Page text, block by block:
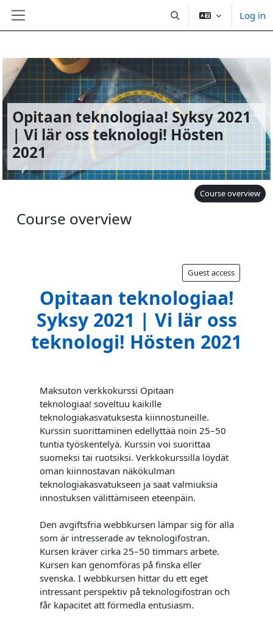
Skip to main content
Side panel Toggle search inputLog in
Opitaan teknologiaa! Syksy 2021
| Vi lär oss teknologi! Hösten
2021
Course overview
Course overview
Opitaan teknologiaa!
Syksy 2021 | Vi lär oss
teknologi! Hösten 2021
Guest access
Maksuton verkkokurssi Opitaan
teknologiaa! soveltuu kaikille
teknologiakasvatuksesta kiinnostuneille.
Kurssin suorittaminen edellyttää noin 25–50
tuntia työskentelyä. Kurssin voi suorittaa
suomeksi tai ruotsiksi. Verkkokurssilla löydät
oman kiinnostavan näkökulman
teknologiakasvatukseen ja saat valmiuksia
innostuksen välittämiseen eteenpäin.
Den avgiftsfria webbkursen lämpar sig för alla
som är intresserade av teknologifostran.
Kursen kräver cirka 25–50 timmars arbete.
Kursen kan genomföras på finska eller
svenska.I webbkursen hittar du ett eget
intressant perspektiv på teknologifostran och
får kapacitet att förmedla entusiasm.